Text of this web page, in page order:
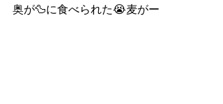
奥が🦆に食べられた😭麦がー